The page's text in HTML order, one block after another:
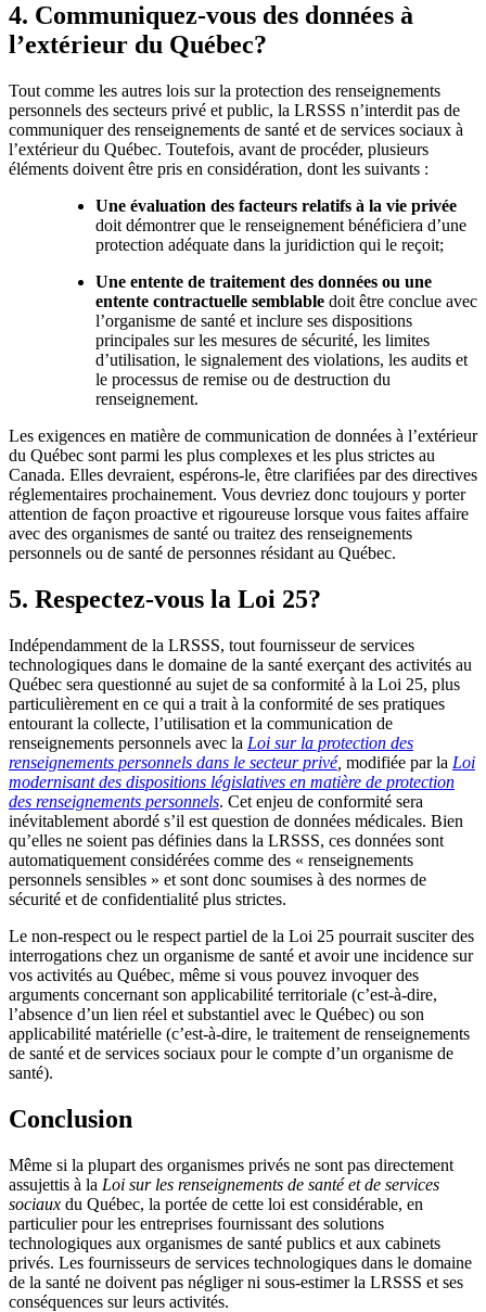
4. Communiquez-vous des données à
l’extérieur du Québec?
Tout comme les autres lois sur la protection des renseignements
personnels des secteurs privé et public, la LRSSS n’interdit pas de
communiquer des renseignements de santé et de services sociaux à
l’extérieur du Québec. Toutefois, avant de procéder, plusieurs
éléments doivent être pris en considération, dont les suivants :
Une évaluation des facteurs relatifs à la vie privée
doit démontrer que le renseignement bénéficiera d’une
protection adéquate dans la juridiction qui le reçoit;
Une entente de traitement des données ou une
entente contractuelle semblable doit être conclue avec
l’organisme de santé et inclure ses dispositions
principales sur les mesures de sécurité, les limites
d’utilisation, le signalement des violations, les audits et
le processus de remise ou de destruction du
renseignement.
Les exigences en matière de communication de données à l’extérieur
du Québec sont parmi les plus complexes et les plus strictes au
Canada. Elles devraient, espérons-le, être clarifiées par des directives
réglementaires prochainement. Vous devriez donc toujours y porter
attention de façon proactive et rigoureuse lorsque vous faites affaire
avec des organismes de santé ou traitez des renseignements
personnels ou de santé de personnes résidant au Québec.
5. Respectez-vous la Loi 25?
Indépendamment de la LRSSS, tout fournisseur de services
technologiques dans le domaine de la santé exerçant des activités au
Québec sera questionné au sujet de sa conformité à la Loi 25, plus
particulièrement en ce qui a trait à la conformité de ses pratiques
entourant la collecte, l’utilisation et la communication de
renseignements personnels avec la Loi sur la protection des
renseignements personnels dans le secteur privé, modifiée par la Loi
modernisant des dispositions législatives en matière de protection
des renseignements personnels. Cet enjeu de conformité sera
inévitablement abordé s’il est question de données médicales. Bien
qu’elles ne soient pas définies dans la LRSSS, ces données sont
automatiquement considérées comme des « renseignements
personnels sensibles » et sont donc soumises à des normes de
sécurité et de confidentialité plus strictes.
Le non-respect ou le respect partiel de la Loi 25 pourrait susciter des
interrogations chez un organisme de santé et avoir une incidence sur
vos activités au Québec, même si vous pouvez invoquer des
arguments concernant son applicabilité territoriale (c’est-à-dire,
l’absence d’un lien réel et substantiel avec le Québec) ou son
applicabilité matérielle (c’est-à-dire, le traitement de renseignements
de santé et de services sociaux pour le compte d’un organisme de
santé).
Conclusion
Même si la plupart des organismes privés ne sont pas directement
assujettis à la Loi sur les renseignements de santé et de services
sociaux du Québec, la portée de cette loi est considérable, en
particulier pour les entreprises fournissant des solutions
technologiques aux organismes de santé publics et aux cabinets
privés. Les fournisseurs de services technologiques dans le domaine
de la santé ne doivent pas négliger ni sous-estimer la LRSSS et ses
conséquences sur leurs activités.